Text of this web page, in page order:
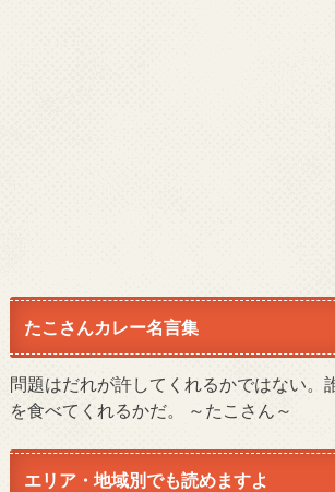
たこさんカレー名言集
問題はだれが許してくれるかではない。
を食べてくれるかだ。 ～たこさん～
エリア・地域別でも読めますよ